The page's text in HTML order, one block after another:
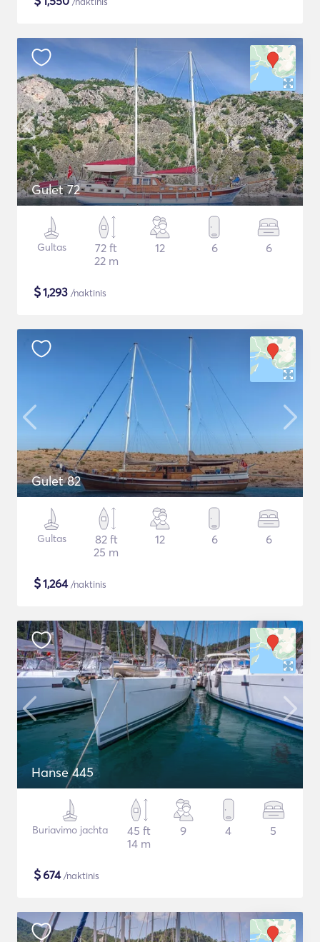
Gulet 72
Gultas
72 ft
22 m
12 6 6
$1,293 /naktinis
Gulet 82
Gultas
82 ft
25 m
12 6 6
$1,264/naktinis
Hanse 445
Buriavimo jachta
45 ft
14 m
9 4 5
$674/naktinis